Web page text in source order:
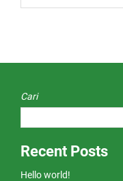
Cari
Recent Posts
Hello world!